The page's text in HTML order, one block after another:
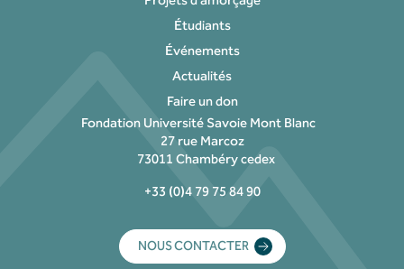
Étudiants
Événements
Actualités
Faire un don
Fondation Université Savoie Mont Blanc
27 rue Marcoz
73011 Chambéry cedex
+33 (0)4 79 75 84 90
NOUS CONTACTER